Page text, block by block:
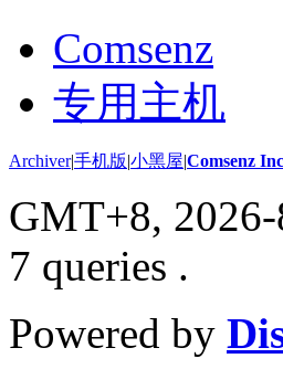
Comsenz
专用主机
Archiver|手机版|小黑屋|Comsenz
GMT+8,
7 queries .
Powered by